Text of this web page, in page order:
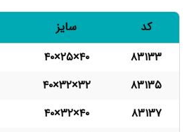
کد سایز
۸۳۱۳۳
۴٠×۲۵×۴٠
۸۳۱۳۵
۴٠×۳۲×۳۲
۸۳۱۳۷
۴٠×۳۲×۴٠